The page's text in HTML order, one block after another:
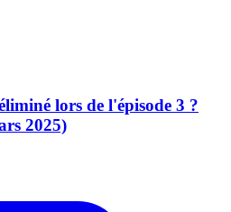
lors de l'épisode 3 ?
2025)